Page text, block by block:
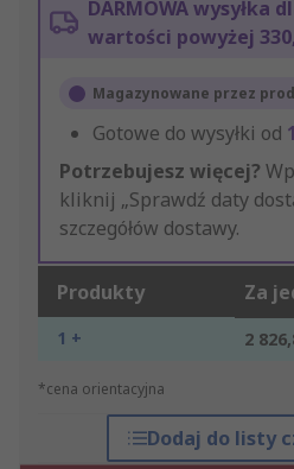
DARMOWA wysyłka
wartości powyżej
Magazynowane przez
Gotowe do wysyłki od
Potrzebujesz więcej?
kliknij „Sprawdź daty
szczegółów dostawy.
Produkty Za
1 + 2
*cena orientacyjna
Dodaj do listy